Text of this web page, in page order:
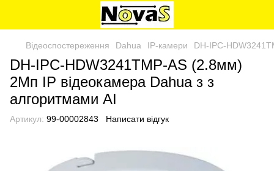
Відеоспостереження Dahua IP-камери DH-IPC-
DH-IPC-HDW3241TMP-AS (2.8мм)
2Мп IP відеокамера Dahua з з
алгоритмами AI
Артикул: 99-00002843 Написати відгук